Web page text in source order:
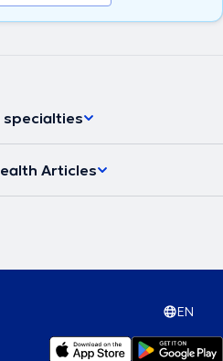
specialties
Articles
EN